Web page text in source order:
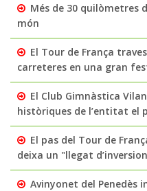
Més de 30 quilòmetres
món
El Tour de França
carreteres en una gran
El Club Gimnàstica
històriques de l’entitat el
El pas del Tour de
deixa un "llegat
Avinyonet del Penedès